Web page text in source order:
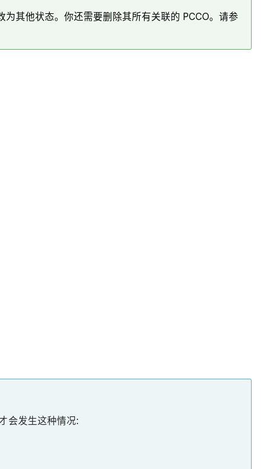
其他状态。你还需要删除其所有关联的 PCCO。请参
会发生这种情况: